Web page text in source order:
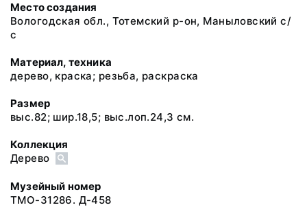
Место создания
Вологодская обл., Тотемский р-он, Маныловский с/
с
Материал, техника
дерево, краска; резьба, раскраска
Размер
выс.82; шир.18,5; выс.лоп.24,3 см.
Коллекция
Дерево
Музейный номер
ТМО-31286. Д-458